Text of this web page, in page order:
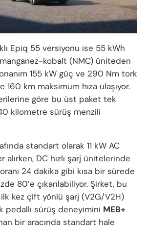
Epiq 55 versiyonu ise 55 kWh
kobalt (NMC) üniteden
155 kW güç ve 290 Nm tork
160 km maksimum hıza ulaşıyor.
göre bu üst paket tek
kilometre sürüş menzili
standart olarak 11 kW AC
alırken, DC hızlı şarj ünitelerinde
24 dakika gibi kısa bir sürede
80’e çıkarılabiliyor. Şirket, bu
kez çift yönlü şarj (V2G/V2H)
pedallı sürüş deneyimini MEB+
bir aracında standart hale